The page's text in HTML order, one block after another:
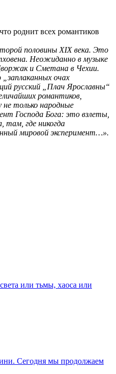
роднит всех романтиков
половины XIX века. Это
Неожиданно в музыке
и Сметана в Чехии.
очах
русский „Плач Ярославны“
романтиков,
только народные
Господа Бога: это взлеты,
там, где никогда
мировой эксперимент…».
или тьмы, хаоса или
Сегодня мы продолжаем